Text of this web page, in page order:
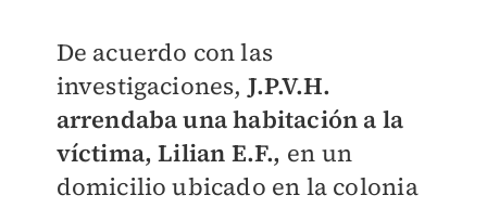
De acuerdo con las
investigaciones, J.P.V.H.
arrendaba una habitación a la
víctima, Lilian E.F., en un
domicilio ubicado en la colonia